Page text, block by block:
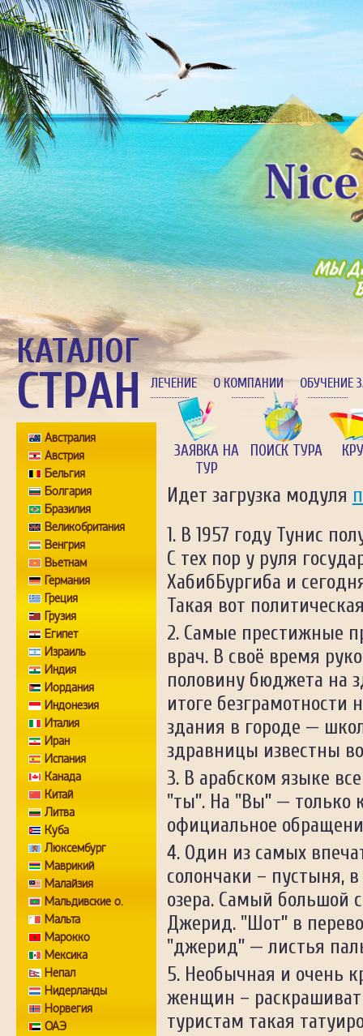
ЛЕЧЕНИЕ О КОМПАНИИ ОБУЧЕНИЕ
КАТАЛОГ
СТРАН
Австралия
Австрия
Бельгия
Болгария
Бразилия
Великобритания
Венгрия
Вьетнам
Германия
Греция
Грузия
Египет
Израиль
Индия
Иордания
Индонезия
Италия
Иран
Испания
Канада
Китай
Литва
Куба
Люксембург
Маврикий
Малайзия
Мальдивские о.
Мальта
Марокко
Мексика
Непал
Нидерланды
Норвегия
ОАЭ
ЗАЯВКА НА
ТУР
ПОИСК ТУРА
Идет загрузка модуля
В 1957 году Тунис
С тех пор у руля
ХабибБургиба и
Такая вот
Самые престижные
врач. В своё время
половину бюджета на
итоге безграмотности
здания в городе —
здравницы известны
В арабском языке
"ты”. На "Вы” — только
официальное
Один из самых
солончаки – пустыня,
озера. Самый большой
Джерид. "Шот” в
"джерид” — листья
Необычная и очень
женщин –
туристам такая